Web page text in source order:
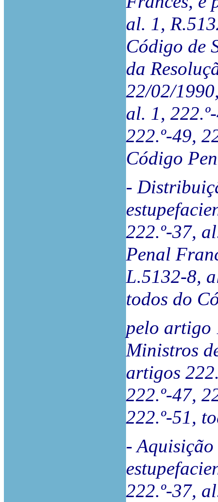
al. 1,
Código de
da
22/02/
al. 1,
222.º-49,
Código
-
222.º-37,
Penal
L.5132-8,
todos do
pelo artigo
Ministros
artigos
222.º-47,
222.º-51,
-
222.º-37,